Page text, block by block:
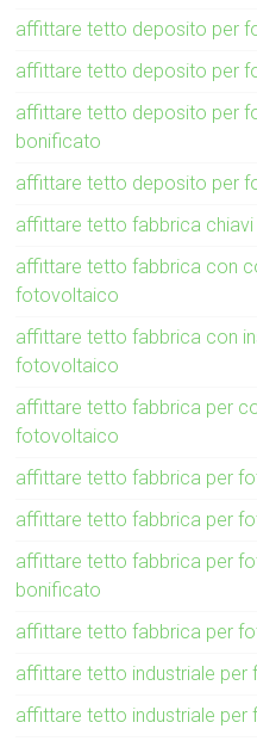
affittare tetto deposito per
affittare tetto deposito per
affittare tetto deposito per
bonificato
affittare tetto deposito per
affittare tetto fabbrica
affittare tetto fabbrica con
fotovoltaico
affittare tetto fabbrica con
fotovoltaico
affittare tetto fabbrica per
fotovoltaico
affittare tetto fabbrica per
affittare tetto fabbrica per
affittare tetto fabbrica per
bonificato
affittare tetto fabbrica per
affittare tetto industriale
affittare tetto industriale